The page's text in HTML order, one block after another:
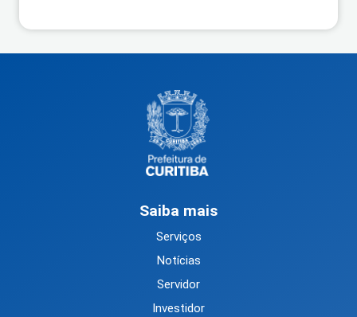
Saiba mais
Serviços
Notícias
Servidor
Investidor